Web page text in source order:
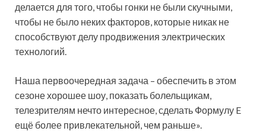
делается для того, чтобы гонки не были скучными,
чтобы не было неких факторов, которые никак не
способствуют делу продвижения электрических
технологий.
Наша первоочередная задача – обеспечить в этом
сезоне хорошее шоу, показать болельщикам,
телезрителям нечто интересное, сделать Формулу E
ещё более привлекательной, чем раньше».